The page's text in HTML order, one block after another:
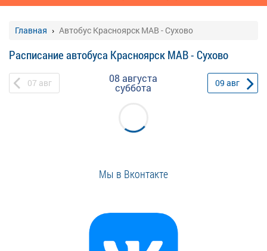
Главная Автобус Красноярск МАВ - Сухово
Расписание автобуса Красноярск МАВ - Сухово
07 авг 08 августа
суббота 09 авг
Мы в Вконтакте